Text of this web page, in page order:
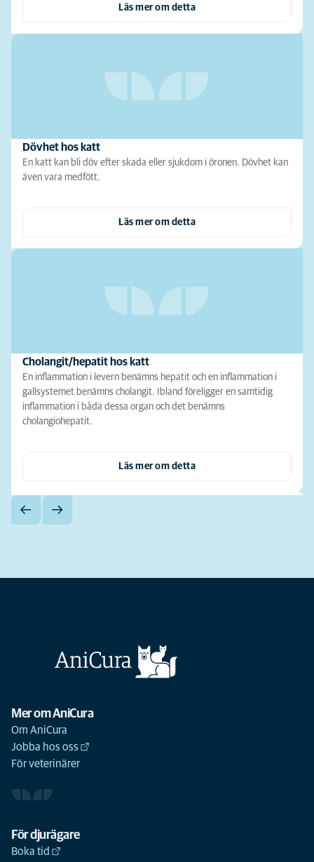
Läs mer om detta
Dövhet hos katt
En katt kan bli döv efter skada eller sjukdom i öronen. Dövhet kan
även vara medfött.
Läs mer om detta
Cholangit/hepatit hos katt
En inflammation i levern benämns hepatit och en inflammation i
gallsystemet benämns cholangit. Ibland föreligger en samtidig
inflammation i båda dessa organ och det benämns
cholangiohepatit.
Läs mer om detta
Mer om AniCura
Om AniCura
Jobba hos oss
För veterinärer
För djurägare
Boka tid